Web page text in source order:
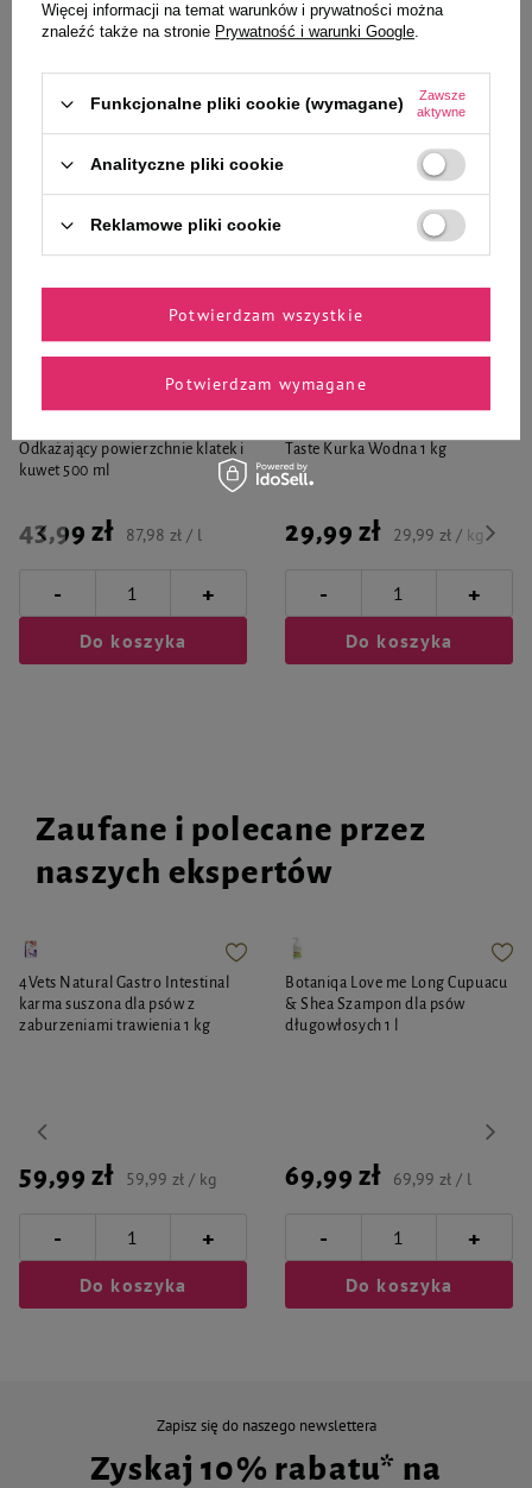
- + -
Do koszyka
Ciebie i Twojego czworonoga
Odkażający powierzchnie klatek i
kuwet 500 ml
43,99 zł 87,98 zł / l
- +
Do koszyka
Taste Kurka Wodna 1 kg
29,99 zł 29,99 zł / kg
- +
Do koszyka
Zaufane i polecane przez
naszych ekspertów
4Vets Natural Gastro Intestinal
karma suszona dla psów z
zaburzeniami trawienia 1 kg
59,99 zł 59,99 zł / kg
- +
Do koszyka
Botaniqa Love me Long Cupuacu
& Shea Szampon dla psów
długowłosych 1 l
69,99 zł 69,99 zł / l
- +
Do koszyka
Zapisz się do naszego newslettera
Zyskaj 10% rabatu* na
Więcej informacji na temat warunków i prywatności można
znaleźć także na stronie Prywatność i warunki Google.
Funkcjonalne pliki cookie (wymagane)
Zawsze
aktywne
Analityczne pliki cookie
Reklamowe pliki cookie
Potwierdzam wymagane
Potwierdzam wszystkie